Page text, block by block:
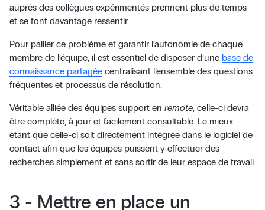
auprès des collègues expérimentés prennent plus de temps
et se font davantage ressentir.
Pour pallier ce problème et garantir l’autonomie de chaque
membre de l’équipe, il est essentiel de disposer d’une base de
connaissance partagéecentralisant l’ensemble des questions
fréquentes et processus de résolution.
Véritable alliée des équipes support en remote, celle-ci devra
être complète, à jour et facilement consultable. Le mieux
étant que celle-ci soit directement intégrée dans le logiciel de
contact afin que les équipes puissent y effectuer des
recherches simplement et sans sortir de leur espace de travail.
3 - Mettre en place un